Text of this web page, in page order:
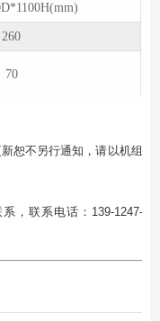
260
70
恕不另行通知，请以机组
，联系电话：139-1247-